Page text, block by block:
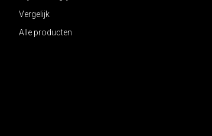
Vergelijk
Alle producten